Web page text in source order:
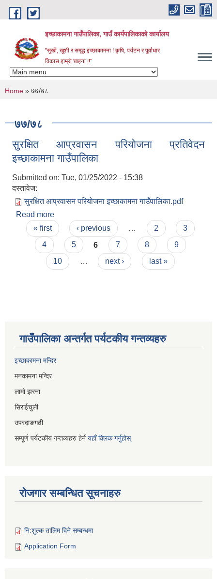
Skip to main content
इच्छाकामना गाउँपालिका, गाउँ कार्यपालिकाको कार्यालय
"सुखी, खुशी र समृद्ध इच्छाकामना ! कृषि, पर्यटन र पूर्वाधार
विकास हाम्रो चाहना !!"
You are here
Home » ७७/७८
७७/७८
सुरक्षित आप्रवासन परियोजना प्रतिवेदन
इच्छाकामना गाउँपालिका
Submitted on: Tue, 01/25/2022 - 15:38
दस्तावेज:
सुरक्षित आप्रवासन परियोजना इच्छाकामना गाउँपालिका.pdf
Read more
गाउँपालिका
Pages
« first ‹ previous 2
3
4
5 6 7 8
9
10
next › last »
गाउँपालिका अन्तर्गत पर्यटकीय गन्तव्यहरु
इच्छाकामना मन्दिर
मनकामना मन्दिर
लामो झरना
सिराईचुली
उपरदाङगढी
सम्पूर्ण पर्यटकीय गन्तव्यहरु हेर्न यहाँ क्लिक गर्नुहोस्
रोजगार सम्बन्धित सूचनाहरु
नि:शुल्क तालिम दिने सम्बन्धमा
Application Form